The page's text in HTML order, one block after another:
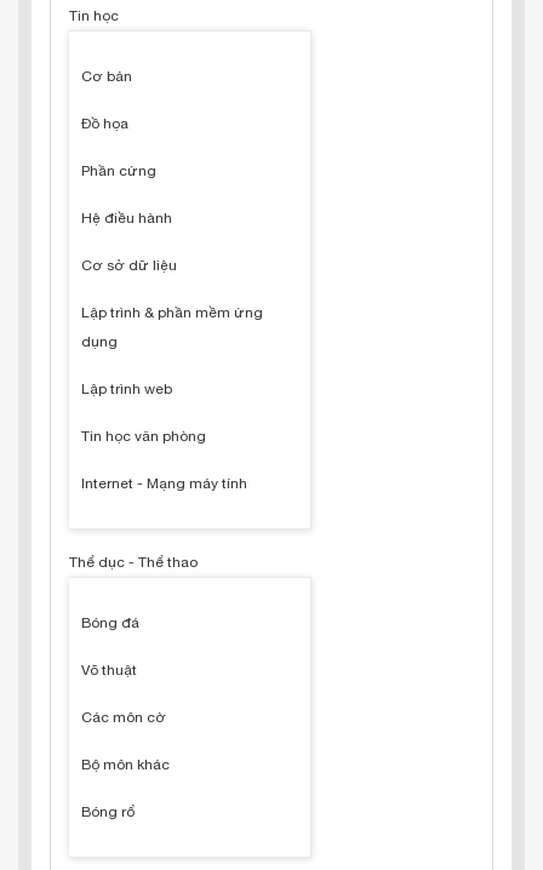
Tin học
Cơ bản
Đồ họa
Phần cứng
Hệ điều hành
Cơ sở dữ liệu
Lập trình & phần mềm ứng
dụng
Lập trình web
Tin học văn phòng
Internet - Mạng máy tính
Thể dục - Thể thao
Bóng đá
Võ thuật
Các môn cờ
Bộ môn khác
Bóng rổ